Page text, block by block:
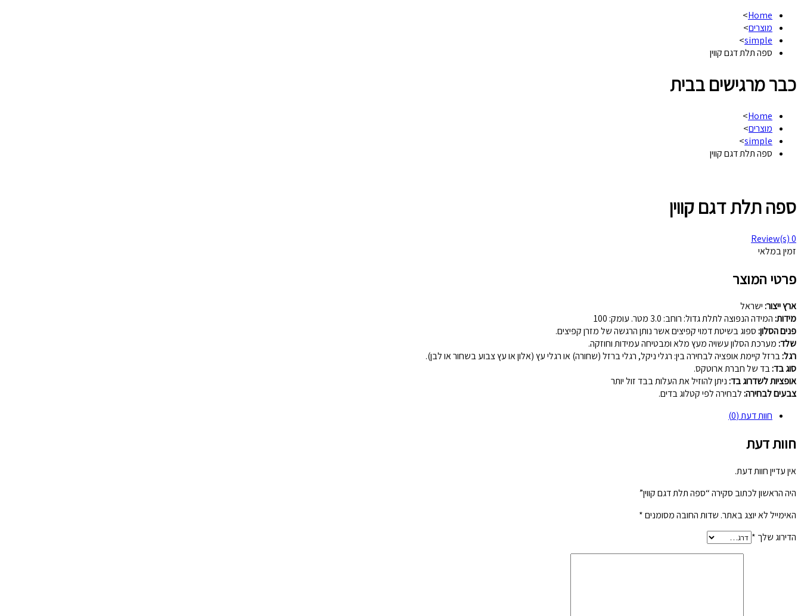
Home
>
מוצרים>
simple
>
ספה תלת דגם קווין
כבר מרגישים בבית
Home
>
מוצרים>
simple
>
ספה תלת דגם קווין
ספה תלת דגם קווין
0
זמין במלאי
פרטי המוצר
ארץ ייצור:ישראל
מידות:המידה הנפוצה לתלת גדול: רוחב: 3.0 מטר. עומק: 100
פנים הסלון:ספוג בשיטת דמוי קפיצים אשר נותן הרגשה של מזרן קפיצים.
שלד:מערכת הסלון עשויה מעץ מלא ומבטיחה עמידות וחוזקה.
רגל:ברזל קיימת אופציה לבחירה בין: רגלי ניקל, רגלי ברזל (שחורה) או רגלי עץ (אלון או עץ צבוע בשחור או לבן).
סוג בד:בד של חברת ארוטקס.
אופציות לשדרוג בד:ניתן להוזיל את העלות בבד זול יותר
צבעים לבחירה:לבחירה לפי קטלוג בדים.
חוות דעת (0)
חוות דעת
אין עדיין חוות דעת.
היה הראשון לכתוב סקירה “ספה תלת דגם קווין”
האימייל לא יוצג באתר. שדות החובה מסומנים*
הדירוג שלך *